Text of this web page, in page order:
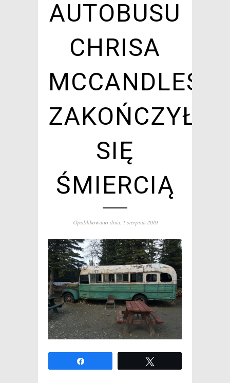
AUTOBUSU
CHRISA
ZAKOŃCZYŁA
SIĘ
ŚMIERCIĄ
Opublikowano dnia: 1 sierpnia 2019